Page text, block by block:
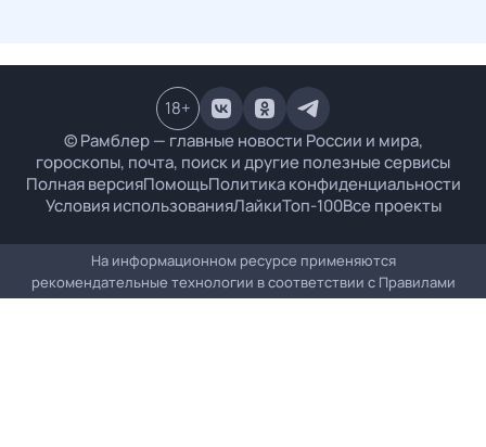
© Рамблер — главные новости России и мира,
гороскопы, почта, поиск и другие полезные сервисы
Полная версияПомощьПолитика конфиденциальности
Условия использованияЛайкиТоп-100Все проекты
18+
На информационном ресурсе применяются
рекомендательные технологии в соответствии с Правилами